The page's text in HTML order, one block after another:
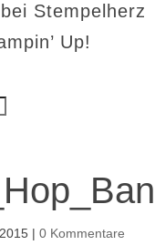
Stempelherz
Up!
|0 Kommentare